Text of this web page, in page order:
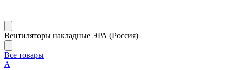
Вентиляторы накладные ЭРА (Россия)
Все товары
A